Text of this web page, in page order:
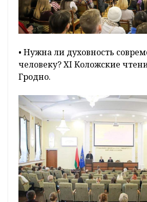
• Нужна ли духовность
человеку? XI Коложские
Гродно.